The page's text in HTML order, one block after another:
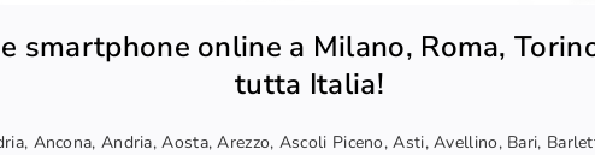
smartphone online a Milano, Roma,
tutta Italia!
Ancona, Andria, Aosta, Arezzo, Ascoli Piceno, Asti, Avellino, Bari,